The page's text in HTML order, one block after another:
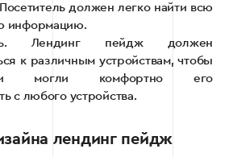
должен легко найти всю
информацию.
Лендинг пейдж должен
к различным устройствам, чтобы
могли комфортно его
с любого устройства.
лендинг пейдж